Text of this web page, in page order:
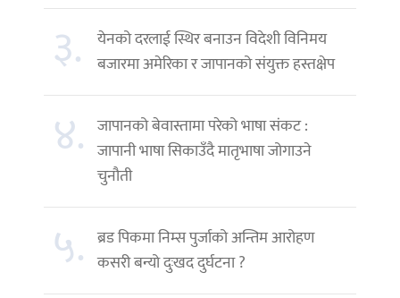
३.
येनको दरलाई स्थिर बनाउन विदेशी विनिमय
बजारमा अमेरिका र जापानको संयुक्त हस्तक्षेप
४. जापानको बेवास्तामा परेको भाषा संकट :
जापानी भाषा सिकाउँदै मातृभाषा जोगाउने
चुनौती
५. ब्रड पिकमा निम्स पुर्जाको अन्तिम आरोहण
कसरी बन्यो दुःखद दुर्घटना ?